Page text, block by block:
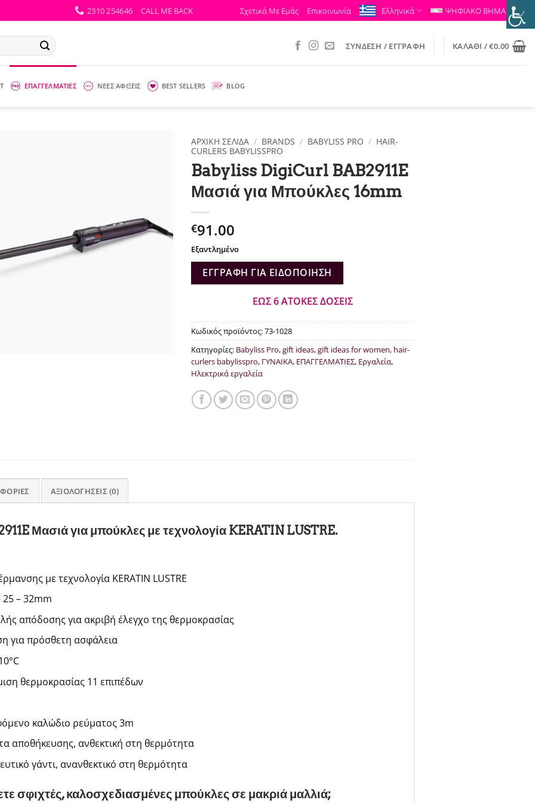
2310 254646 CALL ME BACK Σχετικά Με Εμάς Επικοινωνία Ελληνικά ΨΗΦΙΑΚΟ ΒΗΜΑ
ΣΎΝΔΕΣΗ / ΕΓΓΡΑΦΉ ΚΑΛΆΘΙ /€0.00
ΕΠΑΓΓΕΛΜΑΤΙΕΣ ΝΕΕΣ ΑΦΙΞΕΙΣ BEST SELLERS BLOG
ΑΡΧΙΚΉ ΣΕΛΊΔΑ / BRANDS / BABYLISS PRO / HAIR-
CURLERS BABYLISSPRO
Babyliss DigiCurl BAB2911E
Μασιά για Μπούκλες 16mm
€91.00
Εξαντλημένο
ΕΓΓΡΑΦΉ ΓΙΑ ΕΙΔΟΠΟΊΗΣΗ
ΕΩΣ 6 ΑΤΟΚΕΣ ΔΟΣΕΙΣ
Κωδικός προϊόντος:73-1028
Κατηγορίες: Babyliss Pro,gift ideas,gift ideas for women, hair-
curlers babylisspro, ΓΥΝΑΙΚΑ, ΕΠΑΓΓΕΛΜΑΤΙΕΣ, Εργαλεία,
Ηλεκτρικά εργαλεία
ΑΞΙΟΛΟΓΉΣΕΙΣ (0)
Μασιά για μπούκλες με τεχνολογία KERATIN LUSTRE.
με τεχνολογία KERATIN LUSTRE
25 – 32mm
απόδοσης για ακριβή έλεγχο της θερμοκρασίας
για πρόσθετη ασφάλεια
θερμοκρασίας 11 επιπέδων
καλώδιο ρεύματος 3m
αποθήκευσης, ανθεκτική στη θερμότητα
γάντι, ανανθεκτικό στη θερμότητα
σφιχτές, καλοσχεδιασμένες μπούκλες σε μακριά μαλλιά;